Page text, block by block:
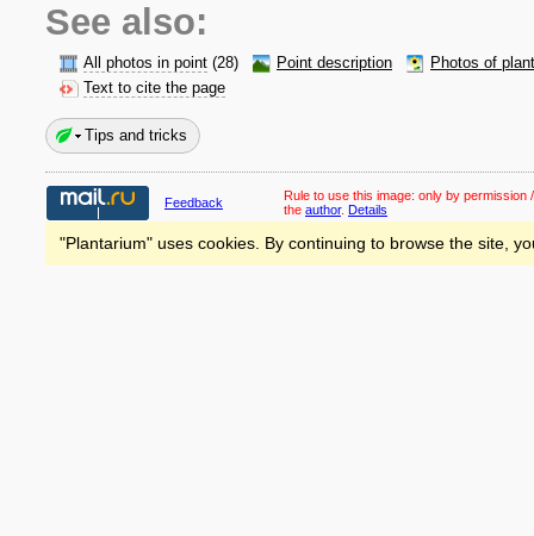
See also:
All photos in point (28) Point description
Photos of
Text to cite the page
Tips and tricks
Feedback Rule to use this image: only by permission
the author. Details
"Plantarium" uses cookies. By continuing to browse the site,